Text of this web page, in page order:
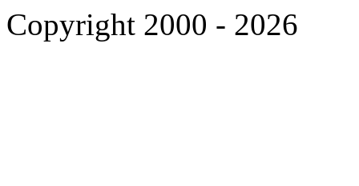
Copyright 2000 - 2026